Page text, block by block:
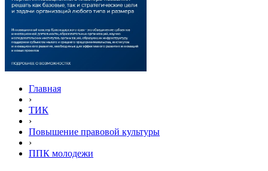
Главная
›
ТИК
›
Повышение правовой культуры
›
ППК молодежи